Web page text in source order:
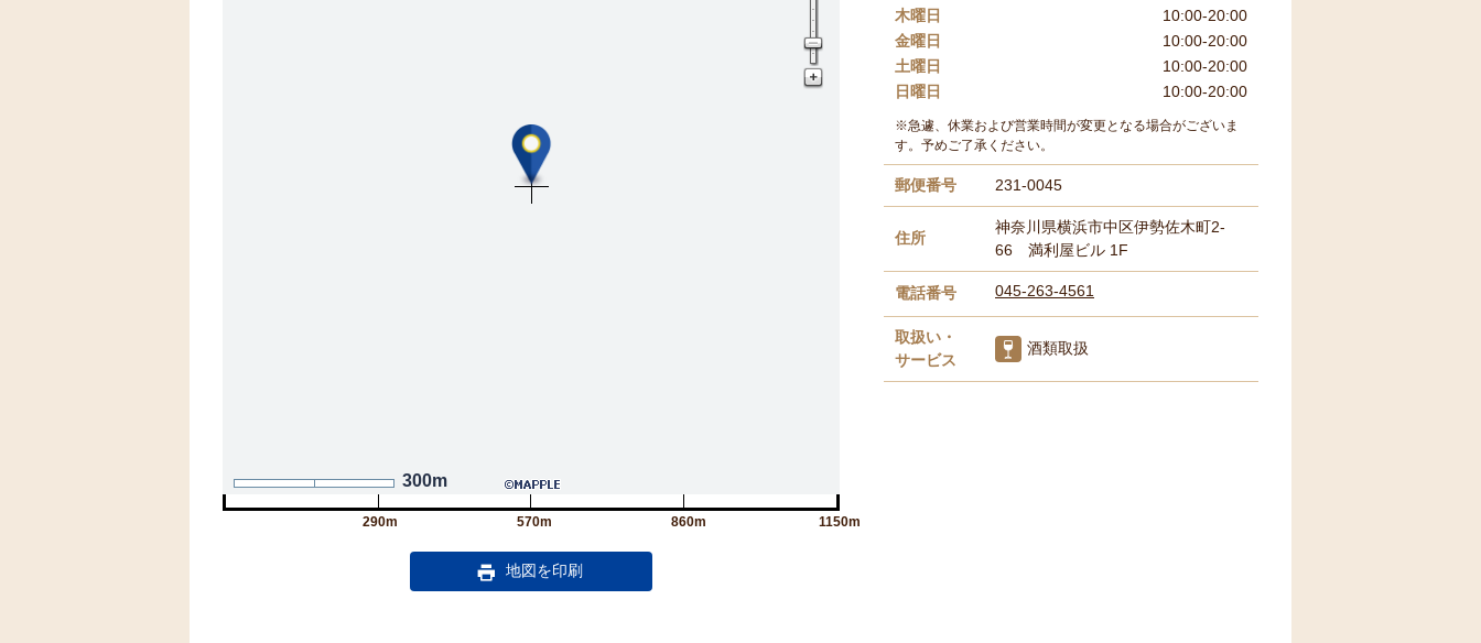
300m
290m 570m 860m 1150m
木曜日
10:00-20:00
金曜日
10:00-20:00
土曜日
10:00-20:00
日曜日
10:00-20:00
※急遽、休業および営業時間が変更となる場合がございま
す。予めご了承ください。
郵便番号 231-0045
住所
神奈川県横浜市中区伊勢佐木町2-
66 満利屋ビル 1F
電話番号 045-263-4561
取扱い・
サービス
酒類取扱